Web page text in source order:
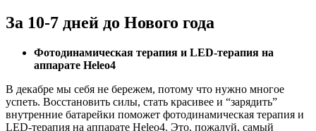
За 10-7 дней до Нового года
Фотодинамическая терапия и LED-терапия на
аппарате Heleo4
В декабре мы себя не бережем, потому что нужно многое
успеть. Восстановить силы, стать красивее и “зарядить”
внутренние батарейки поможет фотодинамическая терапия и
LED-терапия на аппарате Heleo4. Это, пожалуй, самый